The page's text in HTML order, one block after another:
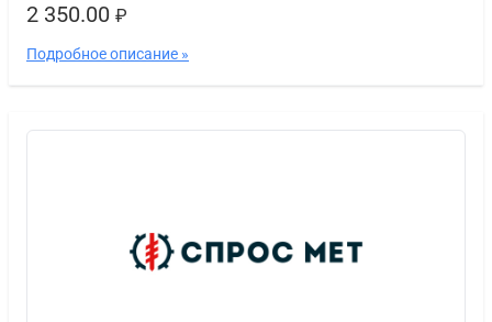
2 350.00 ₽
Подробное описание »